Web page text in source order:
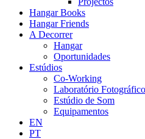
Hangar Books
Hangar Friends
A Decorrer
Hangar
Oportunidades
Estúdios
Co-Working
Laboratório Fotográfico
Estúdio de Som
Equipamentos
EN
PT